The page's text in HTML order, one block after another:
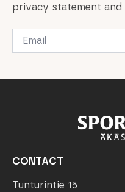
privacy statement and
Email
CONTACT
Tunturintie 15